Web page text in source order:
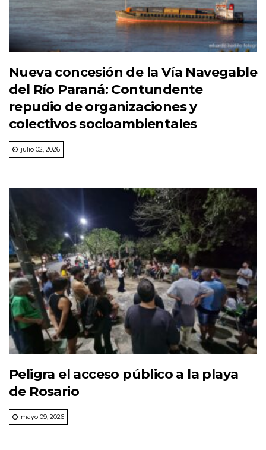
Nueva concesión de la Vía Navegable
del Río Paraná: Contundente
repudio de organizaciones y
colectivos socioambientales
julio 02, 2026
Peligra el acceso público a la playa
de Rosario
mayo 09, 2026